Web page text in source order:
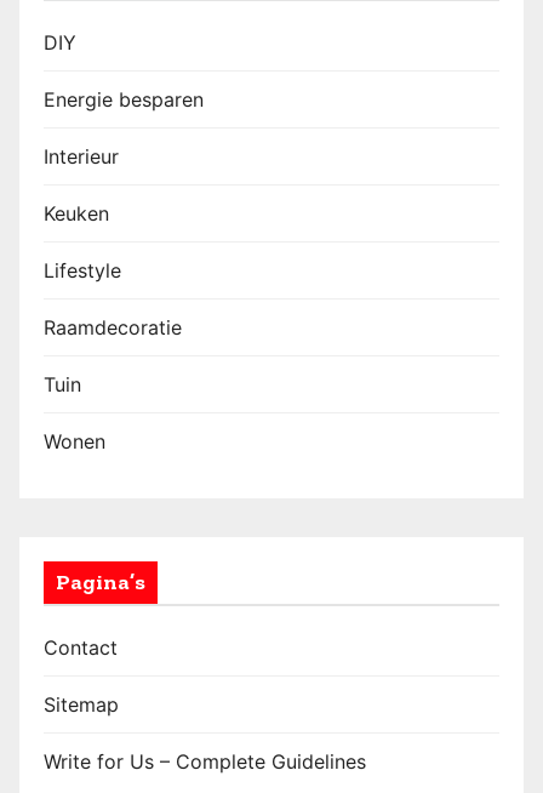
DIY
Energie besparen
Interieur
Keuken
Lifestyle
Raamdecoratie
Tuin
Wonen
Pagina’s
Contact
Sitemap
Write for Us – Complete Guidelines